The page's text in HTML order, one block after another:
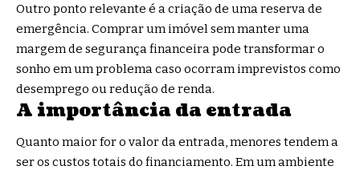
Outro ponto relevante é a criação de uma reserva de
emergência. Comprar um imóvel sem manter uma
margem de segurança financeira pode transformar o
sonho em um problema caso ocorram imprevistos como
desemprego ou redução de renda.
A importância da entrada
Quanto maior for o valor da entrada, menores tendem a
ser os custos totais do financiamento. Em um ambiente